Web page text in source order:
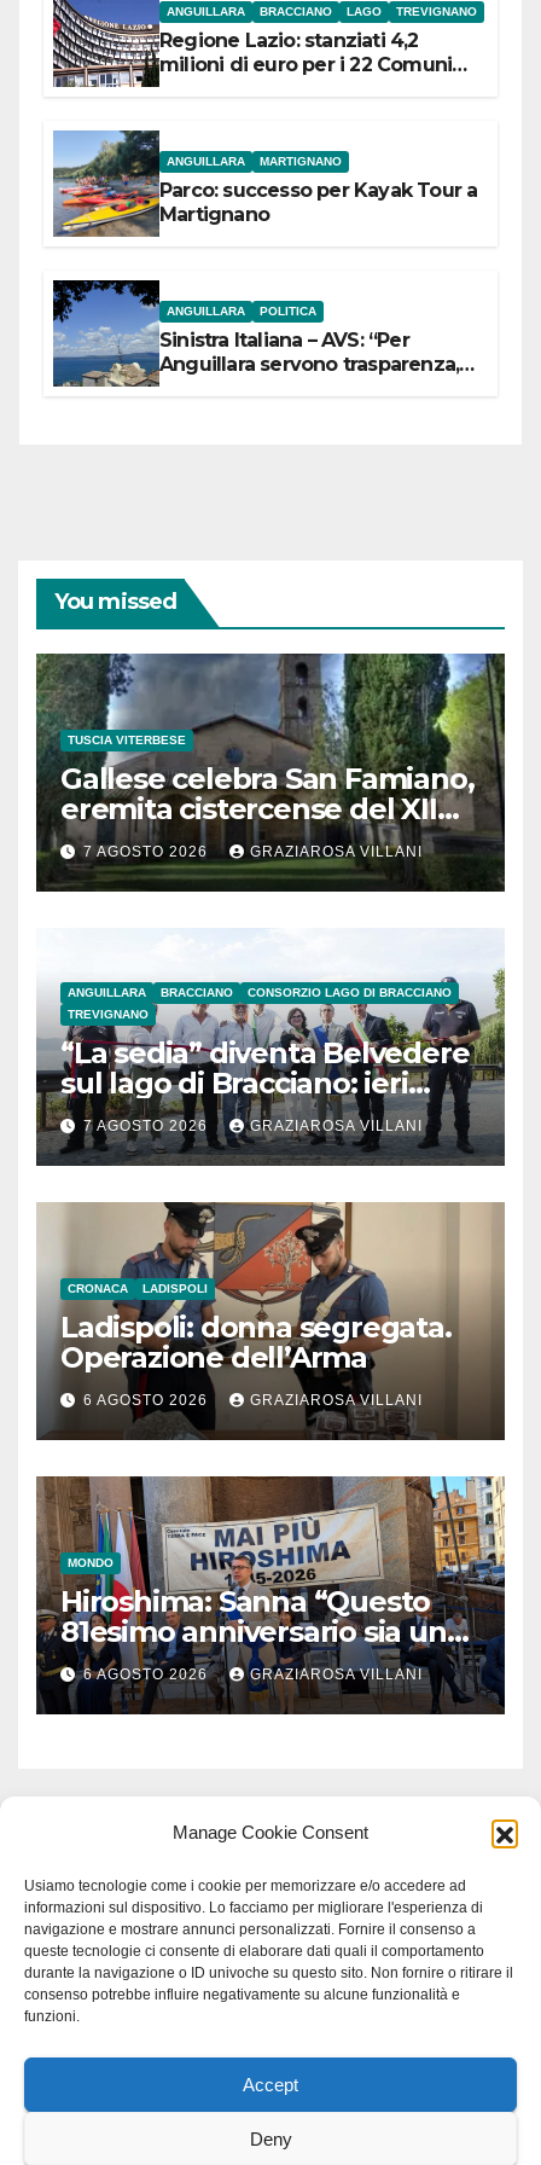
Manage Cookie Consent
Usiamo tecnologie come i cookie per memorizzare e/o accedere ad
informazioni sul dispositivo. Lo facciamo per migliorare l'esperienza di
navigazione e mostrare annunci personalizzati. Fornire il consenso a
queste tecnologie ci consente di elaborare dati quali il comportamento
durante la navigazione o ID univoche su questo sito. Non fornire o ritirare il
consenso potrebbe influire negativamente su alcune funzionalità e
funzioni.
Accept
Deny
ANGUILLARA BRACCIANO LAGO TREVIGNANO
Regione Lazio: stanziati 4,2
milioni di euro per i 22 Comuni
ANGUILLARA MARTIGNANO
Parco: successo per Kayak Tour a
Martignano
ANGUILLARA POLITICA
Sinistra Italiana – AVS: “Per
Anguillara servono trasparenza,
You missed
TUSCIA VITERBESE
Gallese celebra San Famiano,
eremita cistercense del XII
secolo
7 AGOSTO 2026 GRAZIAROSA VILLANI
ANGUILLARA BRACCIANO
CONSORZIO LAGO DI BRACCIANO
TREVIGNANO
“La sedia” diventa Belvedere
sul lago di Bracciano: ieri
l’inaugurazione
7 AGOSTO 2026 GRAZIAROSA VILLANI
CRONACA LADISPOLI
Ladispoli: donna segregata.
Operazione dell’Arma
6 AGOSTO 2026 GRAZIAROSA VILLANI
MONDO
Hiroshima: Sanna “Questo
81esimo anniversario sia un
monito per tutti”
6 AGOSTO 2026 GRAZIAROSA VILLANI
Proudly powered by WordPress|Tema: Newspaperex di
Scienza studio specialistico bracciano